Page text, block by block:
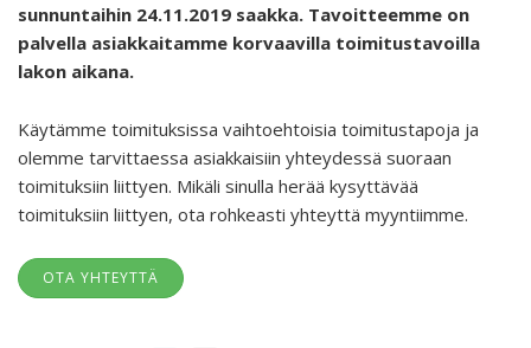
sunnuntaihin 24.11.2019 saakka. Tavoitteemme on
palvella asiakkaitamme korvaavilla toimitustavoilla
lakon aikana.
Käytämme toimituksissa vaihtoehtoisia toimitustapoja ja
olemme tarvittaessa asiakkaisiin yhteydessä suoraan
toimituksiin liittyen. Mikäli sinulla herää kysyttävää
toimituksiin liittyen, ota rohkeasti yhteyttä myyntiimme.
OTA YHTEYTTÄ